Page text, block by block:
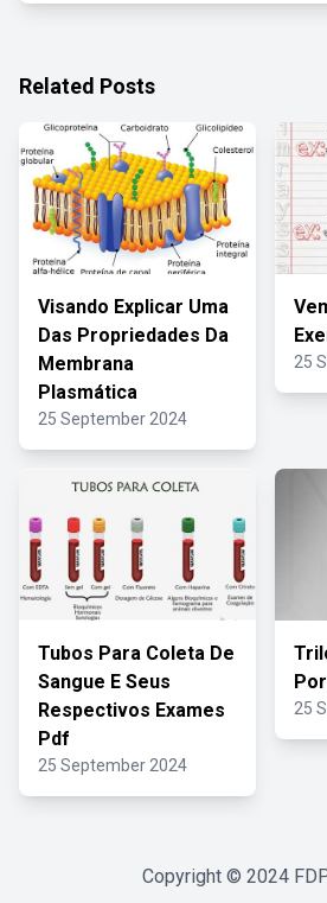
Related Posts
Visando Explicar Uma
Das Propriedades Da
Membrana
Plasmática
25 September 2024
25
Tubos Para Coleta De
Sangue E Seus
Respectivos Exames
Pdf
25 September 2024
25
Copyright © 2024